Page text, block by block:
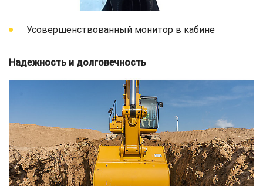
Усовершенствованный монитор в кабине
Надежность и долговечность